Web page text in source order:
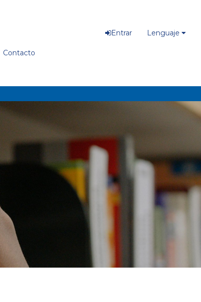
Contacto
Entrar Lenguaje